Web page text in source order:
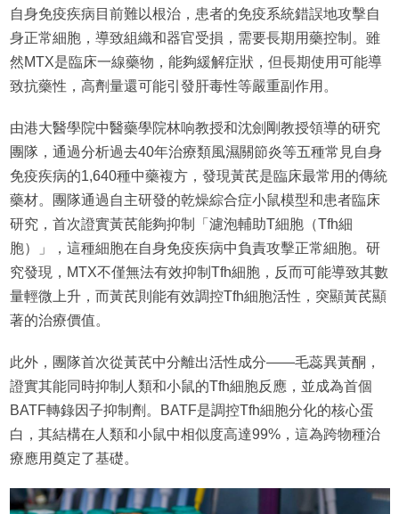
自身免疫疾病目前難以根治，患者的免疫系統錯誤地攻擊自
身正常細胞，導致組織和器官受損，需要長期用藥控制。雖
然MTX是臨床一線藥物，能夠緩解症狀，但長期使用可能導
致抗藥性，高劑量還可能引發肝毒性等嚴重副作用。
由港大醫學院中醫藥學院林响教授和沈劍剛教授領導的研究
團隊，通過分析過去40年治療類風濕關節炎等五種常見自身
免疫疾病的1,640種中藥複方，發現黃芪是臨床最常用的傳統
藥材。團隊通過自主研發的乾燥綜合症小鼠模型和患者臨床
研究，首次證實黃芪能夠抑制「濾泡輔助T細胞（Tfh細
胞）」，這種細胞在自身免疫疾病中負責攻擊正常細胞。研
究發現，MTX不僅無法有效抑制Tfh細胞，反而可能導致其數
量輕微上升，而黃芪則能有效調控Tfh細胞活性，突顯黃芪顯
著的治療價值。
此外，團隊首次從黃芪中分離出活性成分——毛蕊異黃酮，
證實其能同時抑制人類和小鼠的Tfh細胞反應，並成為首個
BATF轉錄因子抑制劑。BATF是調控Tfh細胞分化的核心蛋
白，其結構在人類和小鼠中相似度高達99%，這為跨物種治
療應用奠定了基礎。